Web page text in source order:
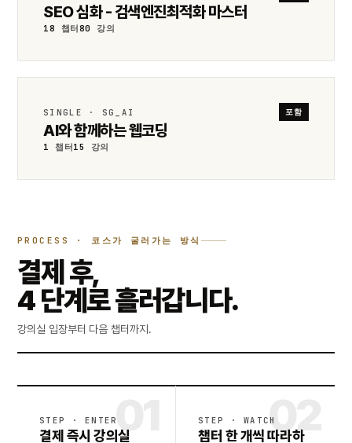
SEO 심화 - 검색엔진최적화 마스터
18 챕터80 강의
SINGLE · SG_AI 포함
AI와 함께하는 웹코딩
1 챕터15 강의
PROCESS · 코스가 굴러가는 방식
결제 후,
4 단계로 흘러갑니다.
강의실 입장부터 다음 챕터까지.
STEP · ENTER
결제 즉시 강의실
STEP · WATCH
챕터 한 개씩 따라하